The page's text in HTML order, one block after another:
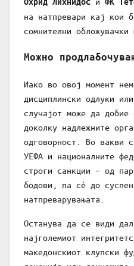
на натпревари кај кои
сомнителни обложувачки
Можно
Иако во овој момент
дисциплински одлуки
случајот може да добие
доколку надлежните
одговорност. Во вакви
УЕФА и националните
строги санкции – од
бодови, па сè до
натпреварувањата.
Останува да се види
најголемиот
македонскиот клупски